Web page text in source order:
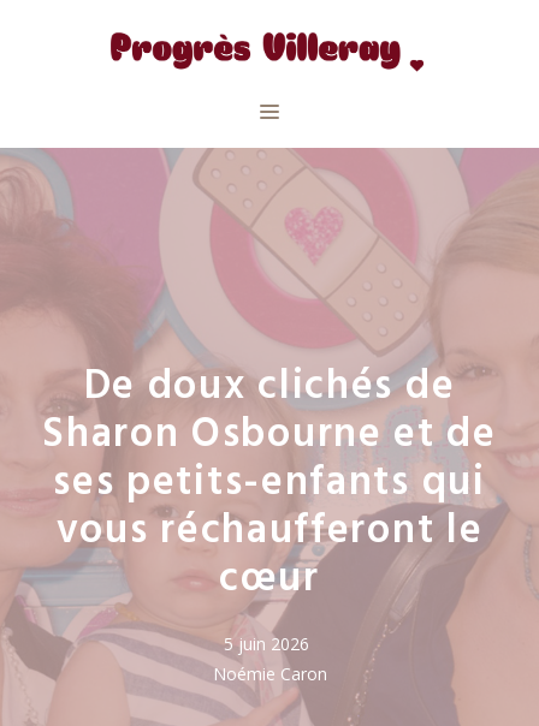
Menu
De doux clichés de
Sharon Osbourne et de
ses petits-enfants qui
vous réchaufferont le
cœur
5 juin 2026
Noémie Caron